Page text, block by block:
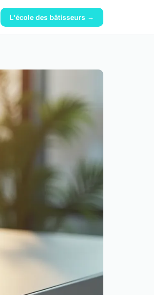
L'école des bâtisseurs →